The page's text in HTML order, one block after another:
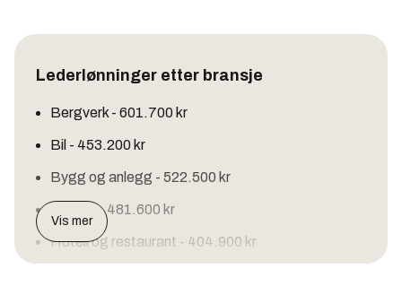
Lederlønninger etter bransje
Bergverk - 601.700 kr
Bil - 453.200 kr
Bygg og anlegg - 522.500 kr
Handel - 481.600 kr
Hotell og restaurant - 404.900 kr
Vis mer